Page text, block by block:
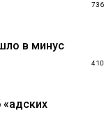
736
в минус
410